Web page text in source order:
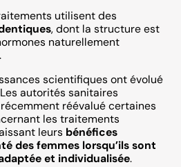
utilisent des
, dont la structure est
naturellement
scientifiques ont évolué
autorités sanitaires
réévalué certaines
les traitements
leurs bénéfices
des femmes lorsqu’ils sont
et individualisée.